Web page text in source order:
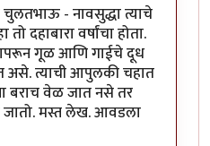
- नावसुद्धा त्याचे
दहाबारा वर्षांचा होता.
गूळ आणि गाईचे दूध
त्याची आपुलकी चहात
बराच वेळ जात नसे तर
जातो. मस्त लेख. आवडला